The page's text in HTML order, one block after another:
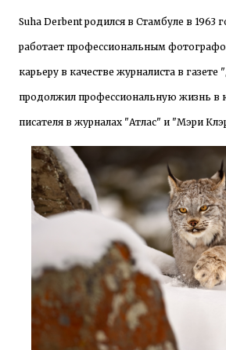
Suha Derbent родился в Стамбуле в 1963
работает профессиональным
карьеру в качестве журналиста в
продолжил профессиональную жизнь в
писателя в журналах "Атлас" и "Мэри